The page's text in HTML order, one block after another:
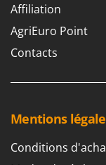
Zodiac
Zomax
Affiliation
AgriEuro Point
Contacts
Mentions
Conditions